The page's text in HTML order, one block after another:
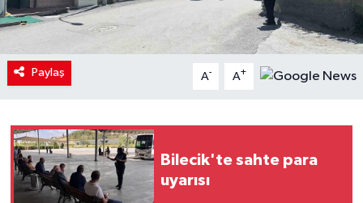
Paylaş A- A+
Bilecik'te sahte para
uyarısı